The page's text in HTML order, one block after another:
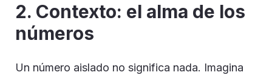
2. Contexto: el alma de los
números
Un número aislado no significa nada. Imagina